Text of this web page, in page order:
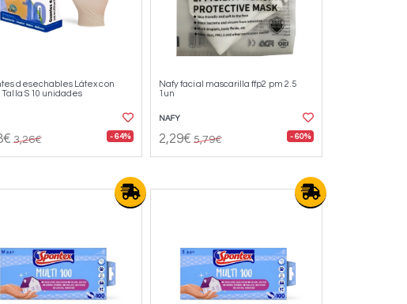
desechables Látex con
Talla S 10 unidades
3,26€ - 64%
Nafy facial mascarilla ffp2 pm 2.5
1un
NAFY
2,29€ 5,79€ - 60%